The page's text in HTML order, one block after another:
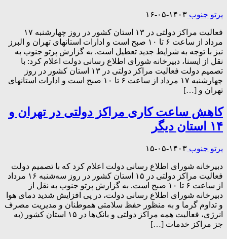
پرتو جنوب ۱۴۰۳-۰۵-۱۶
فعالیت مراکز دولتی در ۱۳ استان کشور در روز چهارشنبه ۱۷
مرداد از ساعت ۶ تا ۱۰ صبح است و ادارات استانهای تهران و البرز
نیز با توجه به شرایط جدید تعطیل است. به گزارش پرتو جنوب به
نقل از ایسنا، دبیرخانه شورای اطلاع رسانی دولت اعلام کرد: با
تصمیم دولت فعالیت مراکز دولتی در ۱۳ استان کشور در روز
چهارشنبه ۱۷ مرداد از ساعت ۶ تا ۱۰ صبح است و ادارات استانهای
تهران و […]
کاهش ساعت کاری مراکز دولتی در تهران و
۱۴ استان دیگر
پرتو جنوب ۱۴۰۳-۰۵-۱۵
دبیرخانه شورای اطلاع رسانی دولت اعلام کرد که با تصمیم دولت
فعالیت مراکز دولتی در ۱۵ استان کشور در روز سه‌شنبه ۱۶ مرداد
از ساعت ۶ تا ۱۰ صبح است. به گزارش پرتو جنوب به نقل از
دبیرخانه شورای اطلاع رسانی دولت، در پی افزایش شدید دمای هوا
و تداوم گرما و به منظور حفظ سلامتی هموطنان و مدیریت مصرف
انرژی، فعالیت همه مراکز دولتی و بانک‌ها در ۱۵ استان کشور (به
جز مراکز خدمات […]